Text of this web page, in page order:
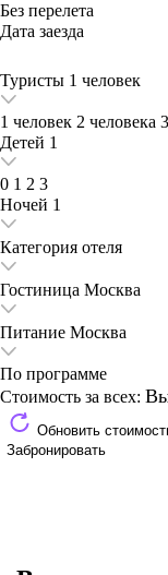
Без перелета
Дата заезда
Туристы 1 человек
1 человек 2 человека
Детей 1
0 1 2 3
Ночей 1
Категория отеля
Гостиница Москва
Питание Москва
По программе
Стоимость за всех:
Обновить
Забронировать